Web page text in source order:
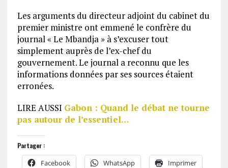
Les arguments du directeur adjoint du cabinet du
premier ministre ont emmené le confrère du
journal « Le Mbandja » à s’excuser tout
simplement auprès de l’ex-chef du
gouvernement. Le journal a reconnu que les
informations données par ses sources étaient
erronées.
LIRE AUSSI Gabon : Quand le débat ne tourne
pas autour de l’essentiel…
Partager :
Facebook WhatsApp Imprimer